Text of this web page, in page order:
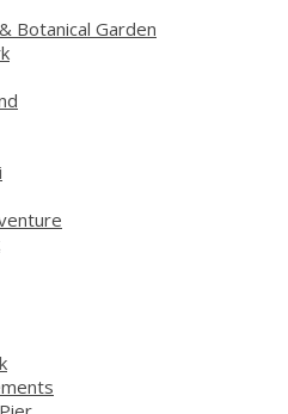
Botanical Garden